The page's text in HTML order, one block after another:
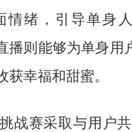
情绪，引导单身
播则能够为单身用
幸福和甜蜜。
赛采取与用户共